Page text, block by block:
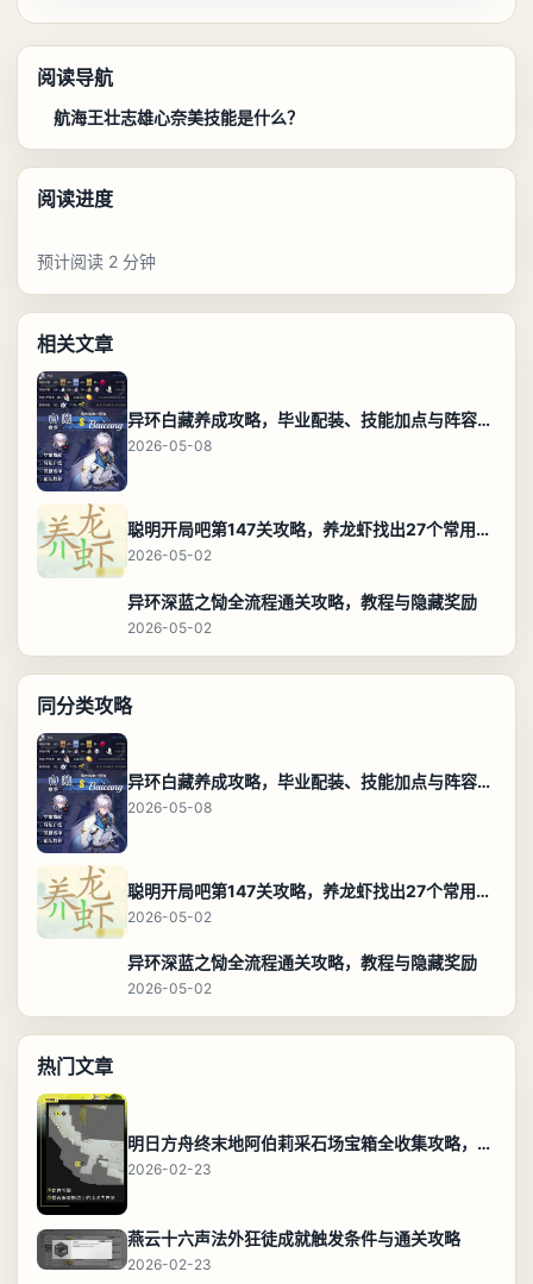
阅读导航
航海王壮志雄心奈美技能是什么？
阅读进度
预计阅读 2 分钟
相关文章
异环白藏养成攻略，毕业配装、技能加点与阵容搭配保姆级解析
2026-05-08
聪明开局吧第147关攻略，养龙虾找出27个常用字通关答案
2026-05-02
异环深蓝之恸全流程通关攻略，教程与隐藏奖励
2026-05-02
同分类攻略
异环白藏养成攻略，毕业配装、技能加点与阵容搭配保姆级解析
2026-05-08
聪明开局吧第147关攻略，养龙虾找出27个常用字通关答案
2026-05-02
异环深蓝之恸全流程通关攻略，教程与隐藏奖励
2026-05-02
热门文章
明日方舟终末地阿伯莉采石场宝箱全收集攻略，全点位分布图与路线
2026-02-23
燕云十六声法外狂徒成就触发条件与通关攻略
2026-02-23